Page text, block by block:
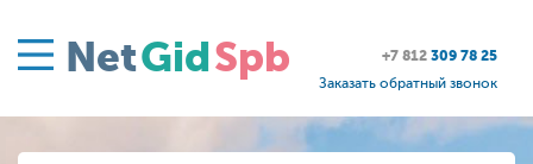
NetGidSpb +7 812 309 78 25
Заказать обратный звонок